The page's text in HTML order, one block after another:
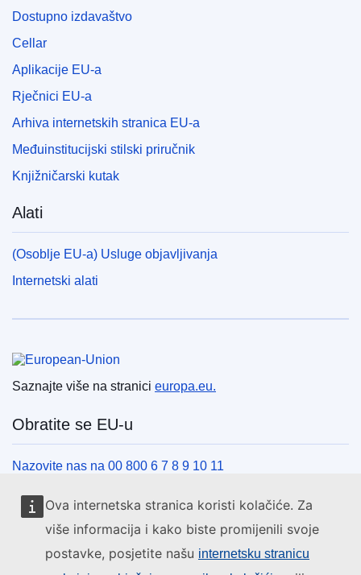
Ova internetska stranica koristi kolačiće. Za
više informacija i kako biste promijenili svoje
postavke, posjetite našu internetsku stranicu
Dostupno izdavaštvo
Cellar
Aplikacije EU-a
Rječnici EU-a
Arhiva internetskih stranica EU-a
Međuinstitucijski stilski priručnik
Knjižničarski kutak
Alati
(Osoblje EU-a) Usluge objavljivanja
Internetski alati
Saznajte više na stranici europa.eu.
Obratite se EU-u
Nazovite nas na 00 800 6 7 8 9 10 11
Uspostavite telefonsku vezu na drugi način
Pišite nam služeći se našim obrascem za kontakt
Upoznajte nas u jednom od centara EU-a